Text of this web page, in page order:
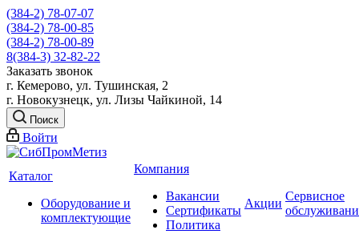
(384-2) 78-07-07
(384-2) 78-00-85
(384-2) 78-00-89
8(384-3) 32-82-22
Заказать звонок
г. Кемерово, ул. Тушинская, 2
г. Новокузнецк, ул. Лизы Чайкиной, 14
Поиск
Войти
Каталог
Оборудование и
комплектующие
Компания
Вакансии
Сертификаты
Политика
Акции
Сервисное